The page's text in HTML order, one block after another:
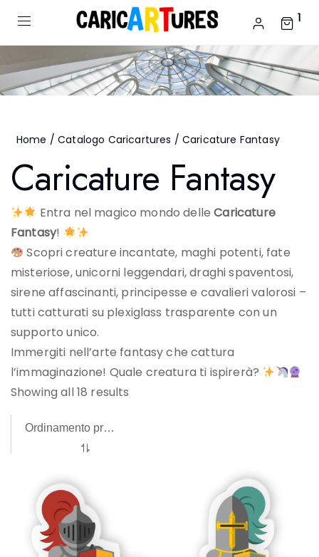
1
Home /Catalogo Caricartures / Caricature Fantasy
Caricature Fantasy
Entra nel magico mondo delleCaricature
Fantasy!
Scopri creature incantate, maghi potenti, fate
misteriose, unicorni leggendari, draghi spaventosi,
sirene affascinanti, principesse e cavalieri valorosi –
tutti catturati su plexiglass trasparente con un
supporto unico.
Immergiti nell’arte fantasy che cattura
l’immaginazione! Quale creatura ti ispirerà?
Showing all 18 results